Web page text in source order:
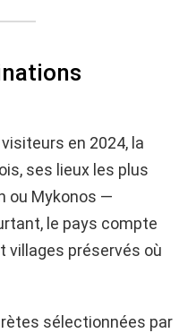
en 2024, la
ses lieux les plus
ou Mykonos —
le pays compte
villages préservés où
sélectionnées par